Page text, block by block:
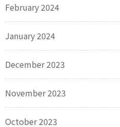
February 2024
January 2024
December 2023
November 2023
October 2023